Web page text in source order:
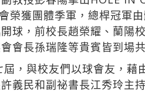
榮獲團體季軍，總桿冠軍
球，前校長趙榮耀、蘭陽
會長孫瑞隆等貴賓皆到場
，與校友們以球會友，
義民和副祕書長江秀玲主